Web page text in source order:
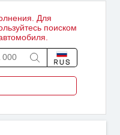
Для
поиском